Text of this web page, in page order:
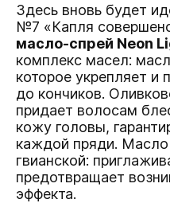
Здесь вновь будет
№7 «Капля
масло-спрей Neon
комплекс масел:
которое укрепляет и
до кончиков.
придает волосам
кожу головы,
каждой пряди.
гвианской:
предотвращает
эффекта.